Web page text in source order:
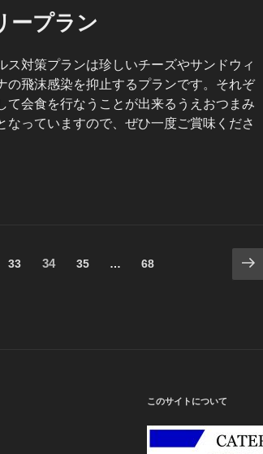
ープラン
ス対策プランは珍しいチーズやサンドウィ
の飛沫感染を抑止するプランです。それぞ
て会食を行なうことが出来るうえおつまみ
なっていますので、ぜひ一度ご賞味くださ
固
33
固
34
固
35 …
固
68
次
の
このサイトについて